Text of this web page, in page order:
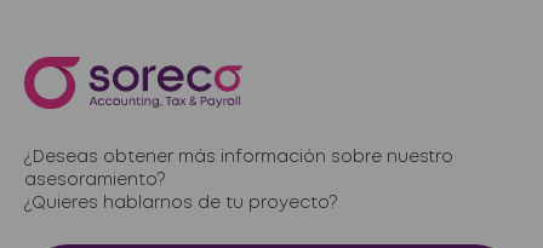
¿Deseas obtener más información sobre nuestro
asesoramiento?
¿Quieres hablarnos de tu proyecto?